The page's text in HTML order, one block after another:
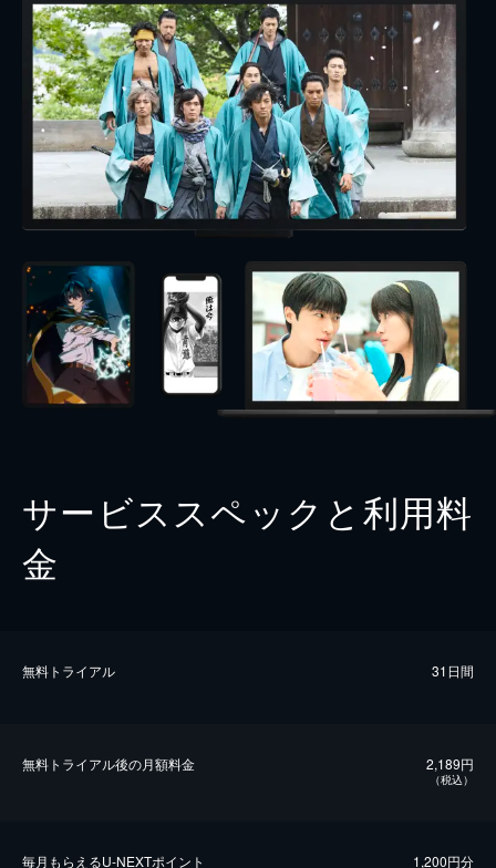
サービススペックと利用料
金
無料トライアル 31日間
無料トライアル後の⽉額料金 2,189円
（税込）
毎⽉もらえるU-NEXTポイント 1,200円分